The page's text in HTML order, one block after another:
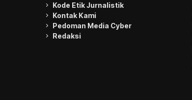
Kode Etik Jurnalistik
Kontak Kami
Pedoman Media Cyber
Redaksi